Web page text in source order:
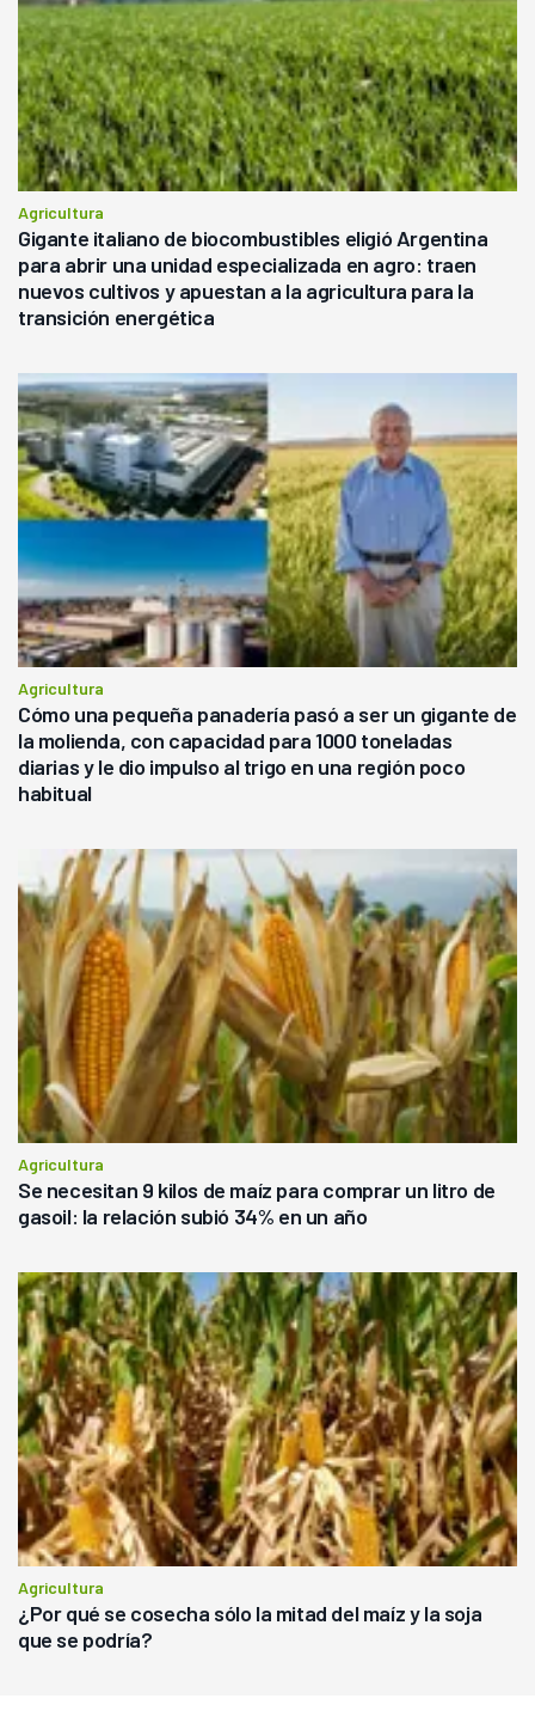
Agricultura
Gigante italiano de biocombustibles eligió Argentina
para abrir una unidad especializada en agro: traen
nuevos cultivos y apuestan a la agricultura para la
transición energética
Agricultura
Cómo una pequeña panadería pasó a ser un gigante de
la molienda, con capacidad para 1000 toneladas
diarias y le dio impulso al trigo en una región poco
habitual
Agricultura
Se necesitan 9 kilos de maíz para comprar un litro de
gasoil: la relación subió 34% en un año
Agricultura
¿Por qué se cosecha sólo la mitad del maíz y la soja
que se podría?